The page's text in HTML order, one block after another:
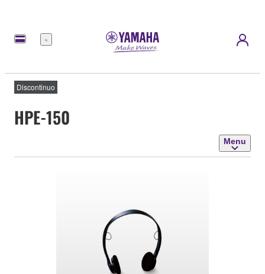
Menu
Discontinuo
HPE-150
Menu